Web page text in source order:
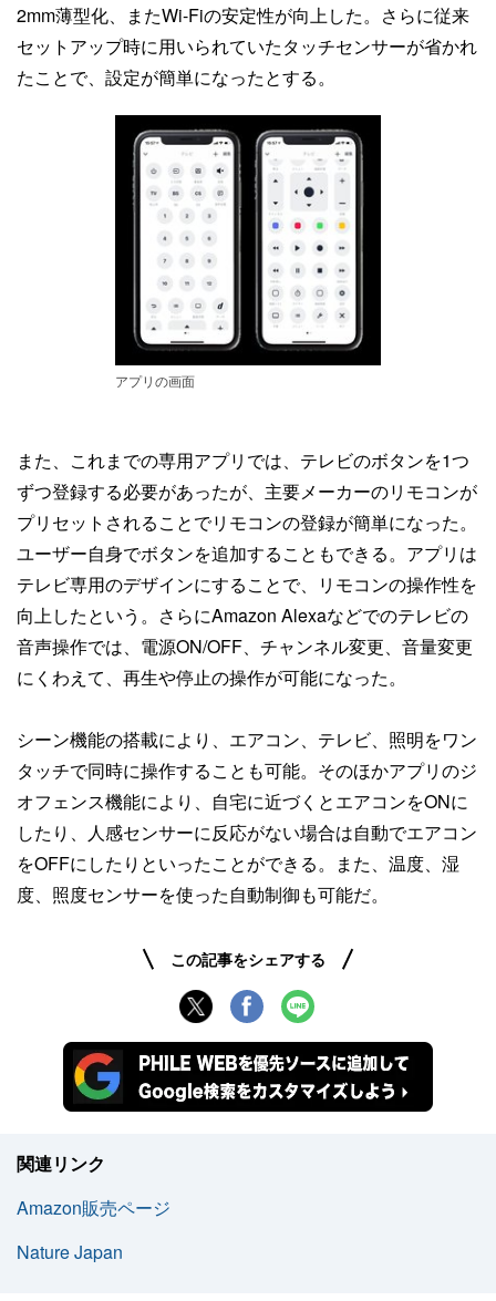
2mm薄型化、またWi-Fiの安定性が向上した。さらに従来
セットアップ時に用いられていたタッチセンサーが省かれ
たことで、設定が簡単になったとする。
アプリの画面
また、これまでの専用アプリでは、テレビのボタンを1つ
ずつ登録する必要があったが、主要メーカーのリモコンが
プリセットされることでリモコンの登録が簡単になった。
ユーザー自身でボタンを追加することもできる。アプリは
テレビ専用のデザインにすることで、リモコンの操作性を
向上したという。さらにAmazon Alexaなどでのテレビの
音声操作では、電源ON/OFF、チャンネル変更、音量変更
にくわえて、再生や停止の操作が可能になった。
シーン機能の搭載により、エアコン、テレビ、照明をワン
タッチで同時に操作することも可能。そのほかアプリのジ
オフェンス機能により、自宅に近づくとエアコンをONに
したり、人感センサーに反応がない場合は自動でエアコン
をOFFにしたりといったことができる。また、温度、湿
度、照度センサーを使った自動制御も可能だ。
この記事をシェアする
関連リンク
Amazon販売ページ
Nature Japan